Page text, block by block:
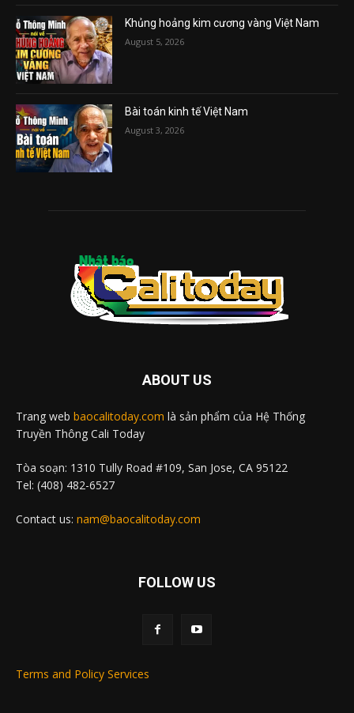
Khủng hoảng kim cương vàng Việt Nam
August 5, 2026
Bài toán kinh tế Việt Nam
August 3, 2026
ABOUT US
Trang web baocalitoday.com là sản phẩm của Hệ Thống
Truyền Thông Cali Today
Tòa soạn: 1310 Tully Road #109, San Jose, CA 95122
Tel: (408) 482-6527
Contact us: nam@baocalitoday.com
FOLLOW US
Terms and Policy Services